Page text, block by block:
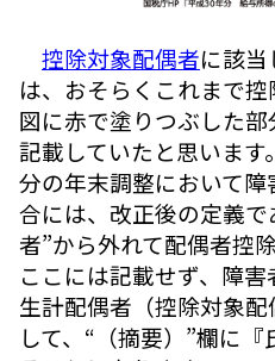
控除対象配偶者に該当
は、おそらくこれまで
図に赤で塗りつぶした
記載していたと思いま
分の年末調整において
合には、改正後の定義
者”から外れて配偶者控
ここには記載せず、障
生計配偶者（控除対象
して、“（摘要）”欄に